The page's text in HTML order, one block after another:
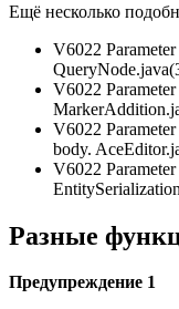
Ещё несколько
V6022
V6022
V6022
body.
V6022
Разные
Предупреждение 1